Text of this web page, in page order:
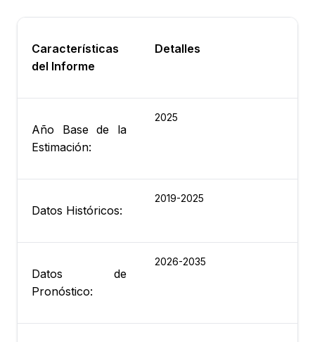
Características
del Informe
Detalles
Año Base de la
Estimación:
2025
Datos Históricos:
2019-2025
Datos de
Pronóstico:
2026-2035